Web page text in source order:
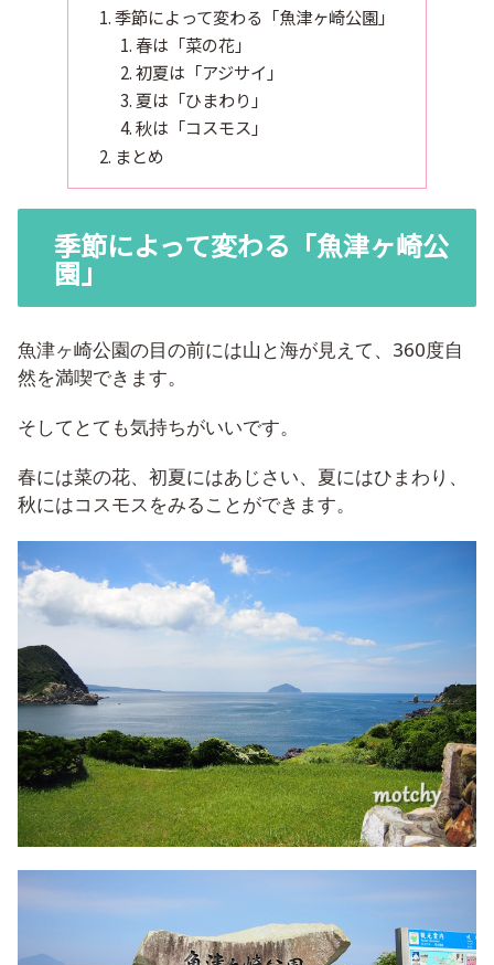
季節によって変わる「魚津ヶ崎公園」
春は「菜の花」
初夏は「アジサイ」
夏は「ひまわり」
秋は「コスモス」
まとめ
季節によって変わる「魚津ヶ崎公
園」
魚津ヶ崎公園の目の前には山と海が見えて、360度自
然を満喫できます。
そしてとても気持ちがいいです。
春には菜の花、初夏にはあじさい、夏にはひまわり、
秋にはコスモスをみることができます。